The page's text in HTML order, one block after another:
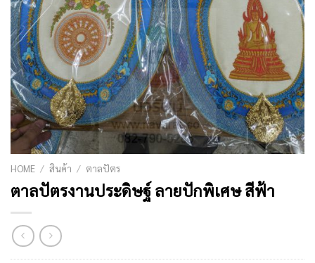
HOME / สินค้า / ตาลปัตร
ตาลปัตรงานประดิษฐ์ ลายปักพิเศษ สีฟ้า